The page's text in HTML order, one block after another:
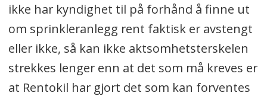
ikke har kyndighet til på forhånd å finne ut
om sprinkleranlegg rent faktisk er avstengt
eller ikke, så kan ikke aktsomhetsterskelen
strekkes lenger enn at det som må kreves er
at Rentokil har gjort det som kan forventes